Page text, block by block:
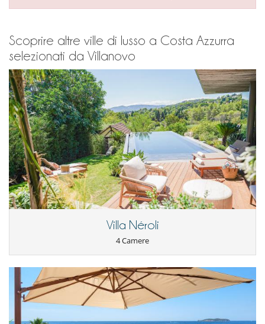
Scoprire altre ville di lusso a Costa Azzurra
selezionati da Villanovo
Villa Néroli
4 Camere